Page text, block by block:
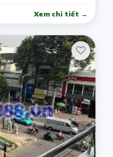
Xem chi tiết →